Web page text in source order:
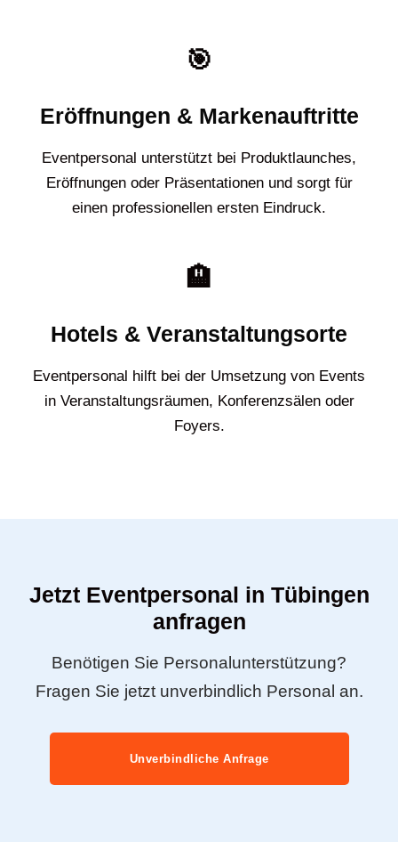
🎯
Eröffnungen & Markenauftritte
Eventpersonal unterstützt bei Produktlaunches,
Eröffnungen oder Präsentationen und sorgt für
einen professionellen ersten Eindruck.
🏨
Hotels & Veranstaltungsorte
Eventpersonal hilft bei der Umsetzung von Events
in Veranstaltungsräumen, Konferenzsälen oder
Foyers.
Jetzt Eventpersonal in Tübingen
anfragen
Benötigen Sie Personalunterstützung?
Fragen Sie jetzt unverbindlich Personal an.
Unverbindliche Anfrage